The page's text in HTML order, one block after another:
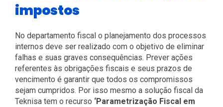
impostos
No departamento fiscal o planejamento dos processos
internos deve ser realizado com o objetivo de eliminar
falhas e suas graves consequências. Prever ações
referentes às obrigações fiscais e seus prazos de
vencimento é garantir que todos os compromissos
sejam cumpridos. Por isso mesmo a solução fiscal da
Teknisa tem o recurso ‘Parametrização Fiscal em